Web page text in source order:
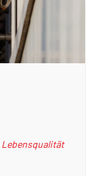
Lebensqualität